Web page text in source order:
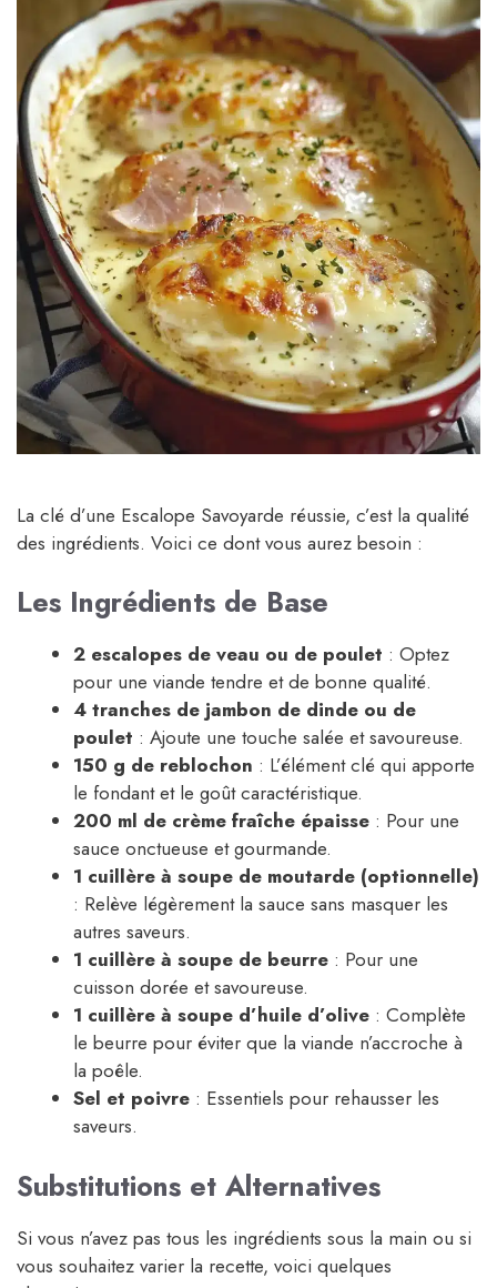
La clé d’une Escalope Savoyarde réussie, c’est la qualité
des ingrédients. Voici ce dont vous aurez besoin :
Les Ingrédients de Base
2 escalopes de veau ou de poulet : Optez
pour une viande tendre et de bonne qualité.
4 tranches de jambon de dinde ou de
poulet : Ajoute une touche salée et savoureuse.
150 g de reblochon : L’élément clé qui apporte
le fondant et le goût caractéristique.
200 ml de crème fraîche épaisse : Pour une
sauce onctueuse et gourmande.
1 cuillère à soupe de moutarde (optionnelle)
: Relève légèrement la sauce sans masquer les
autres saveurs.
1 cuillère à soupe de beurre : Pour une
cuisson dorée et savoureuse.
1 cuillère à soupe d’huile d’olive : Complète
le beurre pour éviter que la viande n’accroche à
la poêle.
Sel et poivre : Essentiels pour rehausser les
saveurs.
Substitutions et Alternatives
Si vous n’avez pas tous les ingrédients sous la main ou si
vous souhaitez varier la recette, voici quelques